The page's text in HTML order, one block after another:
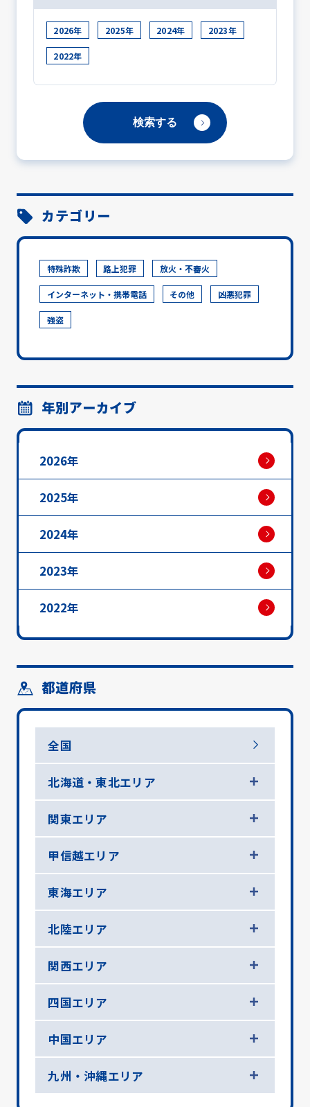
2026年 2025年 2024年 2023年
2022年
カテゴリー
特殊詐欺 路上犯罪 放火・不審火
インターネット・携帯電話 その他 凶悪犯罪
強盗
年別アーカイブ
2026年
2025年
2024年
2023年
2022年
都道府県
全国
北海道・東北エリア
関東エリア
甲信越エリア
東海エリア
北陸エリア
関西エリア
四国エリア
中国エリア
九州・沖縄エリア